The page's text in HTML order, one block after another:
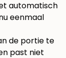
automatisch
eenmaal
de portie te
past niet